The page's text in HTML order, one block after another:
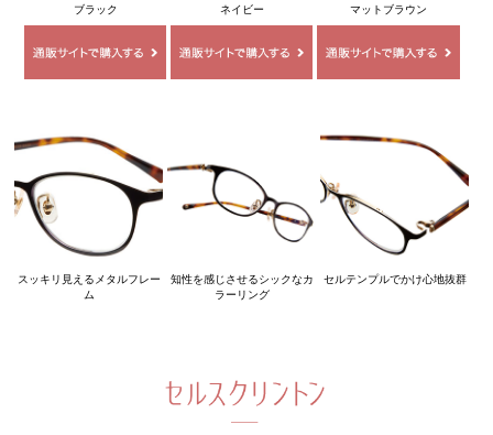
ブラック ネイビー マットブラウン
スッキリ見えるメタルフレー
ム
知性を感じさせるシックなカ
ラーリング
セルテンプルでかけ心地抜群